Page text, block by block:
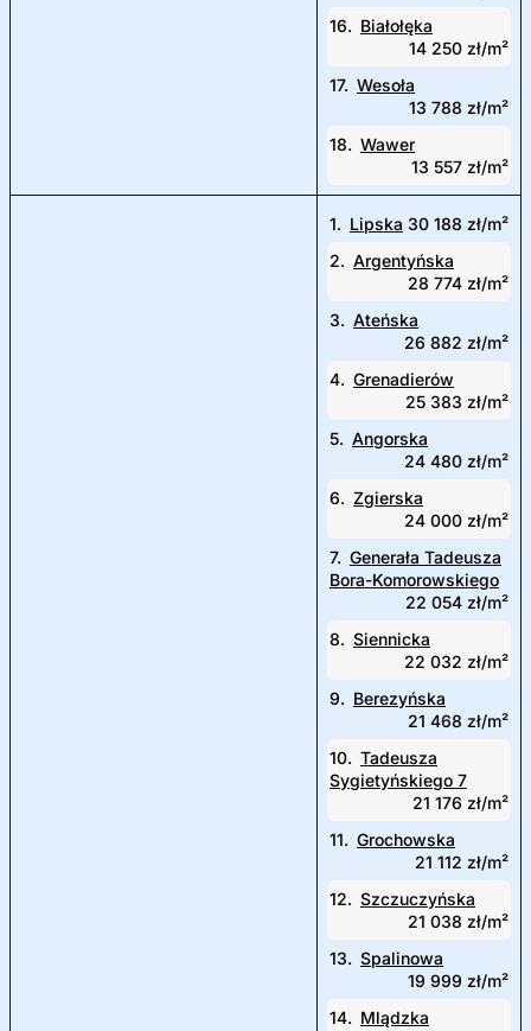
16. Białołęka
14 250 zł/m²
17. Wesoła
13 788 zł/m²
18. Wawer
13 557 zł/m²
1. Lipska 30 188 zł/m²
2. Argentyńska
28 774 zł/m²
3. Ateńska
26 882 zł/m²
4. Grenadierów
25 383 zł/m²
5. Angorska
24 480 zł/m²
6. Zgierska
24 000 zł/m²
7. Generała Tadeusza
Bora-Komorowskiego
22 054 zł/m²
8. Siennicka
22 032 zł/m²
9. Berezyńska
21 468 zł/m²
10. Tadeusza
Sygietyńskiego 7
21 176 zł/m²
11. Grochowska
21 112 zł/m²
12. Szczuczyńska
21 038 zł/m²
13. Spalinowa
19 999 zł/m²
14. Mlądzka